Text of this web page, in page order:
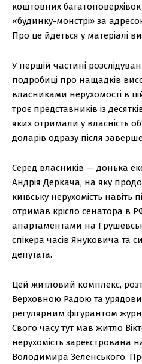
коштовних
«будинку-монстрі» за
Про це йдеться у матеріалі
У першій частині
подробиці про нащадків
власниками нерухомості в
троє представників із
яких отримали у власність
доларів одразу після
Серед власників — донька
Андрія Деркача, на яку
київську нерухомість навіть
отримав крісло сенатора в
апартаментами на
спікера часів Януковича та
депутата.
Цей житловий комплекс,
Верховною Радою та
регулярним фігурантом
Свого часу тут мав житло
нерухомість зареєстрована
Володимира Зеленського.